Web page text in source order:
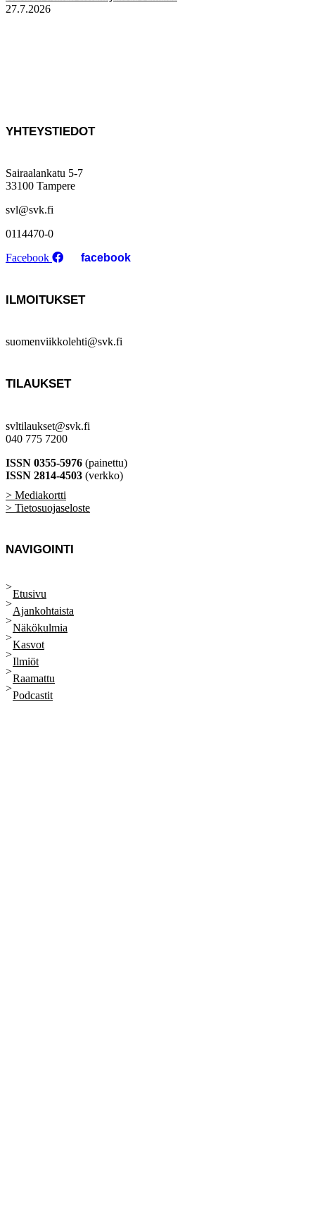
27.7.2026
YHTEYSTIEDOT
Sairaalankatu 5-7
33100 Tampere
svl@svk.fi
0114470-0
Facebook
ILMOITUKSET
suomenviikkolehti@svk.fi
TILAUKSET
svltilaukset@svk.fi
040 775 7200
ISSN 0355-5976 (painettu)
ISSN 2814-4503 (verkko)
> Mediakortti
> Tietosuojaseloste
NAVIGOINTI
Etusivu
Ajankohtaista
Näkökulmia
Kasvot
Ilmiöt
Raamattu
Podcastit